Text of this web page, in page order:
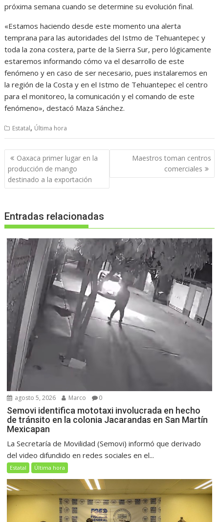
próxima semana cuando se determine su evolución final.
«Estamos haciendo desde este momento una alerta
temprana para las autoridades del Istmo de Tehuantepec y
toda la zona costera, parte de la Sierra Sur, pero lógicamente
estaremos informando cómo va el desarrollo de este
fenómeno y en caso de ser necesario, pues instalaremos en
la región de la Costa y en el Istmo de Tehuantepec el centro
para el monitoreo, la comunicación y el comando de este
fenómeno», destacó Maza Sánchez.
Estatal, Última hora
Navegación
de
entradas
Oaxaca primer lugar en la
producción de mango
destinado a la exportación
Maestros toman centros
comerciales
Entradas relacionadas
agosto 5, 2026 Marco 0
Semovi identifica mototaxi involucrada en hecho
de tránsito en la colonia Jacarandas en San Martín
Mexicapan
La Secretaría de Movilidad (Semovi) informó que derivado
del video difundido en redes sociales en el...
Estatal Última hora